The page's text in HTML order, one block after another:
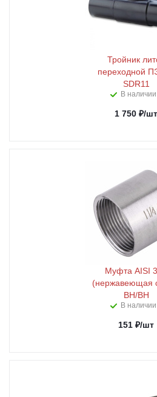
Тройник
переходной
SDR11
В наличии
1 750 ₽/шт
Муфта AISI
(нержавеющая
ВН/ВН
В наличии
151 ₽/шт